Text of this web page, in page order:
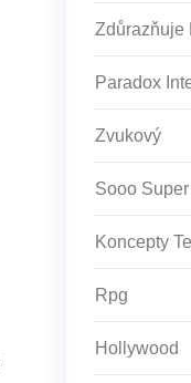
Zdůrazňuje
Paradox
Zvukový
Sooo Super
Koncepty
Rpg
Hollywood